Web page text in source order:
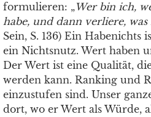
formulieren: „Wer bin ich,
habe, und dann verliere, was
Sein, S. 136) Ein Habenichts
ein Nichtsnutz. Wert haben
Der Wert ist eine Qualität,
werden kann. Ranking und
einzustufen sind. Unser
dort, wo er Wert als Würde,